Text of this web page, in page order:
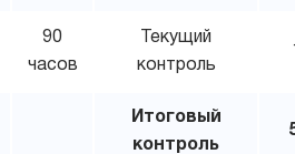
90
часов
Текущий
контроль
Итоговый
контроль